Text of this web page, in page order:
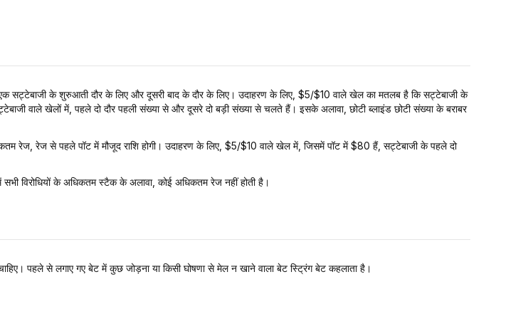
एक सट्टेबाजी के शुरुआती दौर के लिए और दूसरी बाद के दौर के लिए। उदाहरण के लिए, $5/$10 वाले खेल का मतलब है कि सट्टेबाजी के
वाले खेलों में, पहले दो दौर पहली संख्या से और दूसरे दो बड़ी संख्या से चलते हैं। इसके अलावा, छोटी ब्लाइंड छोटी संख्या के बराबर
रेज, रेज से पहले पॉट में मौजूद राशि होगी। उदाहरण के लिए, $5/$10 वाले खेल में, जिसमें पॉट में $80 हैं, सट्टेबाजी के पहले दो
सभी विरोधियों के अधिकतम स्टैक के अलावा, कोई अधिकतम रेज नहीं होती है।
पहले से लगाए गए बेट में कुछ जोड़ना या किसी घोषणा से मेल न खाने वाला बेट स्ट्रिंग बेट कहलाता है।